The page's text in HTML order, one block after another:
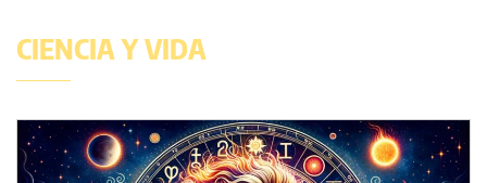
CIENCIA Y VIDA